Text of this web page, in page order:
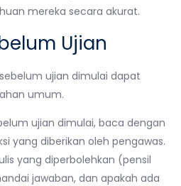
mereka secara akurat.
Ujian
ujian dimulai dapat
umum.
ujian dimulai, baca dengan
yang diberikan oleh pengawas.
yang diperbolehkan (pensil
jawaban, dan apakah ada